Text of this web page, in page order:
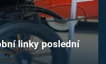
linky poslední